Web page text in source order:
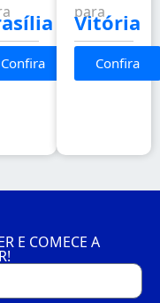
Confira
para
Vitória
Confira
E COMECE A